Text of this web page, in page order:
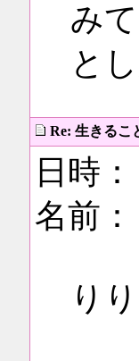
み
と
Re: 生きるこ
日時
名前
り